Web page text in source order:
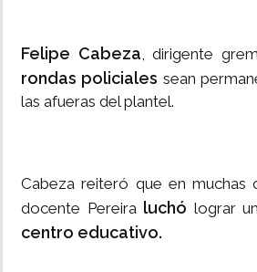
Felipe Cabeza, dirigente
rondas policiales sean
las afueras del plantel.
Cabeza reiteró que en muchas
docente Pereiraluchó lograr
centro educativo.